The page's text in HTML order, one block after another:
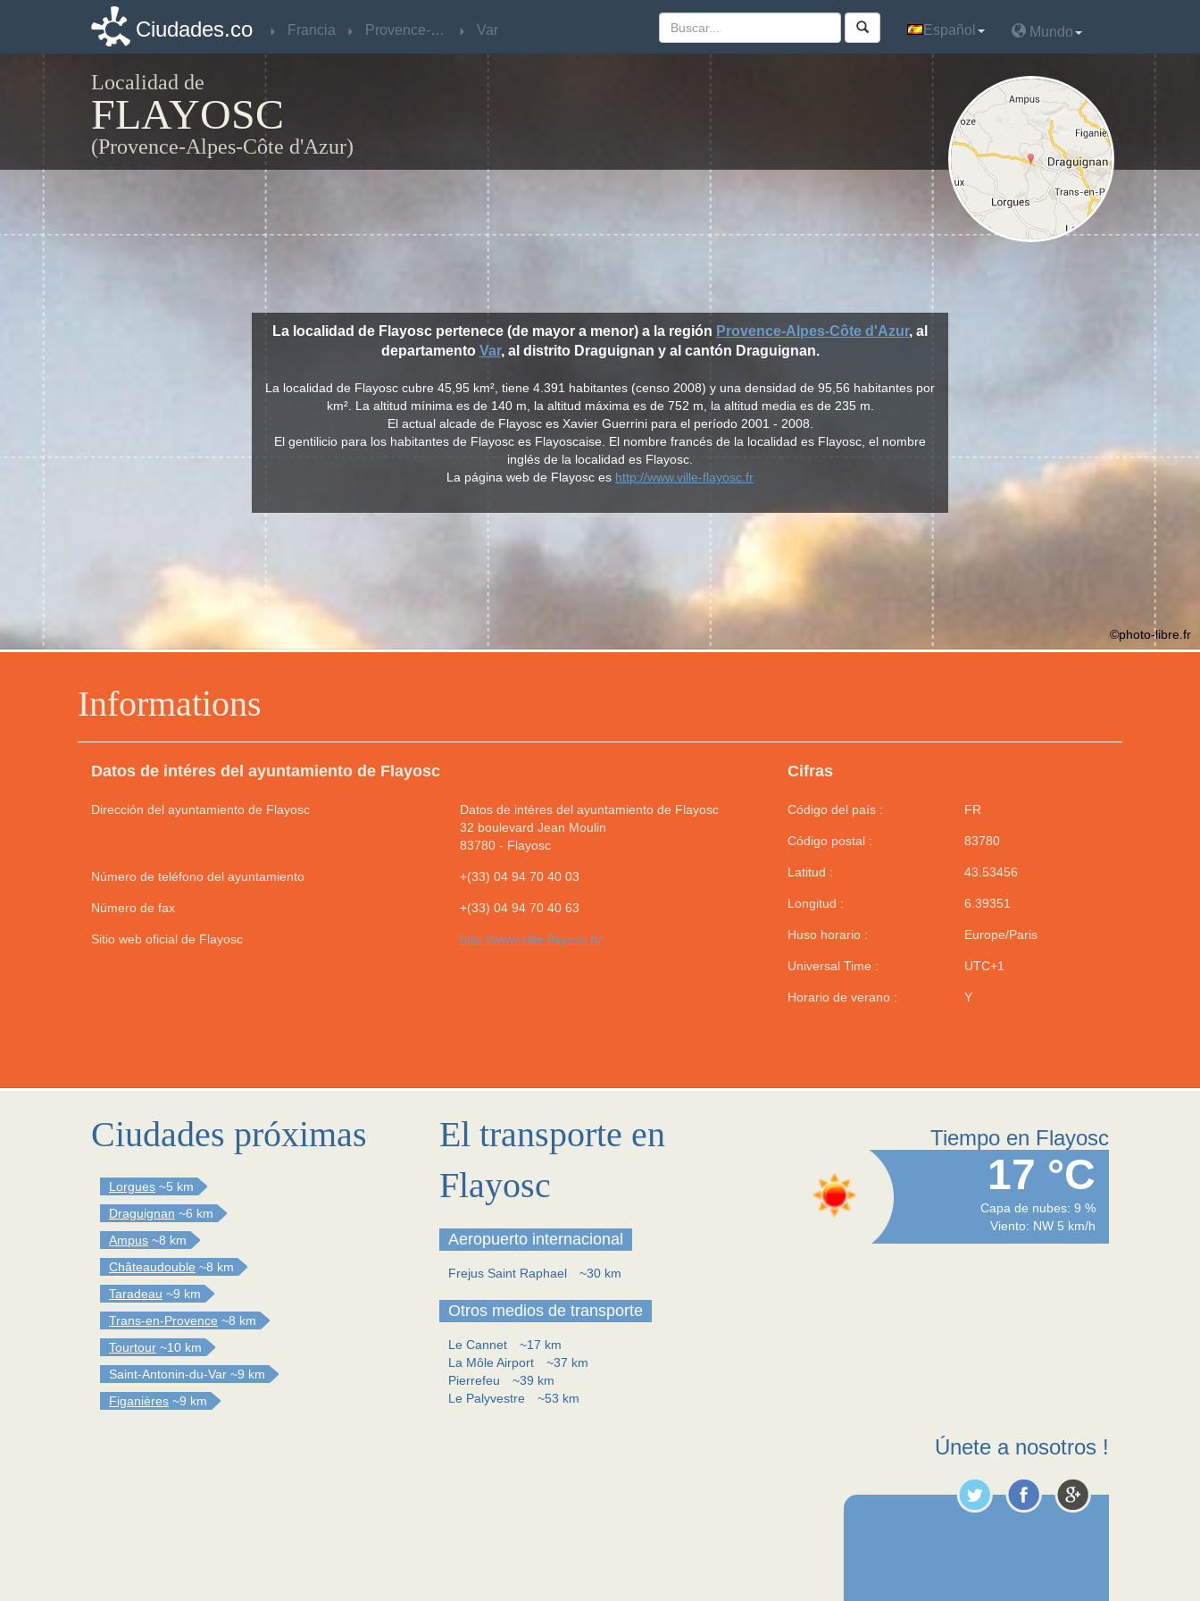
Ciudades.co Francia Provence-Alpes-Côte d'Azur Var Español Mundo
Localidad de
FLAYOSC
(Provence-Alpes-Côte d'Azur)
Informations
Datos de intéres del ayuntamiento de Flayosc
Dirección del ayuntamiento de Flayosc
Datos de intéres del ayuntamiento de Flayosc
32 boulevard Jean Moulin
83780- Flayosc
Número de teléfono del ayuntamiento +(33) 04 94 70 40 03
Número de fax +(33) 04 94 70 40 63
Sitio web oficial de Flayosc http://www.ville-flayosc.fr/
Cifras
Código del país : FR
Código postal : 83780
Latitud : 43.53456
Longitud : 6.39351
Huso horario : Europe/Paris
Universal Time : UTC+1
Horario de verano : Y
La localidad de Flayosc pertenece (de mayor a menor) a la región Provence-Alpes-Côte d'Azur, al
departamento Var, al distrito Draguignan y al cantón Draguignan.
La localidad de Flayosc cubre 45,95 km², tiene 4.391 habitantes (censo 2008) y una densidad de 95,56 habitantes por
km². La altitud mínima es de 140 m, la altitud máxima es de 752 m, la altitud media es de 235 m.
El actual alcade de Flayosc es Xavier Guerrini para el período 2001 - 2008.
El gentilicio para los habitantes de Flayosc es Flayoscaise. El nombre francés de la localidad es Flayosc, el nombre
inglés de la localidad es Flayosc.
La página web de Flayosc es http://www.ville-flayosc.fr
©photo-libre.fr
Ciudades próximas
Lorgues ~5 km
Draguignan ~6 km
Ampus ~8 km
Châteaudouble ~8 km
Taradeau ~9 km
Trans-en-Provence ~8 km
Tourtour ~10 km
Saint-Antonin-du-Var ~9 km
Figanières ~9 km
El transporte en
Flayosc
Aeropuerto internacional
Frejus Saint Raphael ~30 km
Otros medios de transporte
Le Cannet
~17 km
La Môle Airport
~37 km
Pierrefeu
~39 km
Le Palyvestre
~53 km
Tiempo en Flayosc
17 °C
Capa de nubes: 9 %
Viento: NW 5 km/h
Únete a nosotros !
Ciudades.co Francia Provence-Alpes-Côte d'Azur Var Español Mundo